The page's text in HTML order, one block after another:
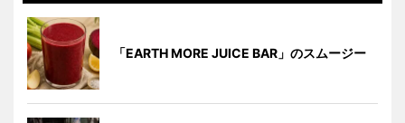
「EARTH MORE JUICE BAR」のスムージー